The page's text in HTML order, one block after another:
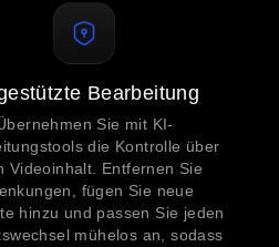
Bearbeitung
Sie mit KI-
die Kontrolle über
Videoinhalt. Entfernen Sie
fügen Sie neue
hinzu und passen Sie jeden
mühelos an, sodass